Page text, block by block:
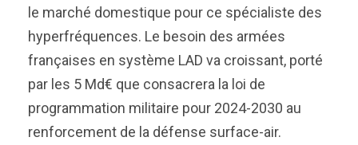
le marché domestique pour ce spécialiste des
hyperfréquences. Le besoin des armées
françaises en système LAD va croissant, porté
par les 5 Md€ que consacrera la loi de
programmation militaire pour 2024-2030 au
renforcement de la défense surface-air.